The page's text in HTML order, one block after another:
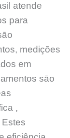
atende
para
medições
em
sāo
,